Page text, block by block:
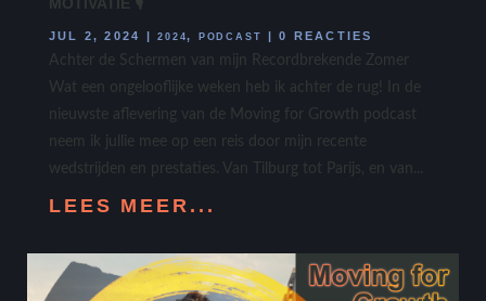
JUL 2, 2024 |2024, PODCAST |0 REACTIES
Achter de Schermen van mijn Recordbrekende Zomer
Wat een ongelooflijke weken heb ik achter de rug! In de
nieuwste aflevering van de Moving for Growth podcast
neem ik jullie mee op een reis door mijn recente
wedstrijden en prestaties. Van Tilburg tot Parijs, en van...
LEES MEER...